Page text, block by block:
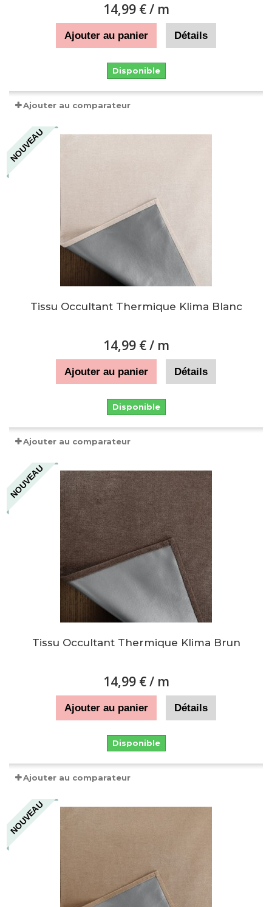
14,99 €/ m
Ajouter au panier Détails
Disponible
Ajouter au comparateur
NOUVEAU
Tissu Occultant Thermique Klima Blanc
14,99 €/ m
Ajouter au panier Détails
Disponible
Ajouter au comparateur
NOUVEAU
Tissu Occultant Thermique Klima Brun
14,99 €/ m
Ajouter au panier Détails
Disponible
Ajouter au comparateur
NOUVEAU